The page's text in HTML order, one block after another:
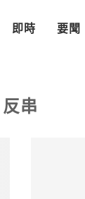
即時 要聞
反串